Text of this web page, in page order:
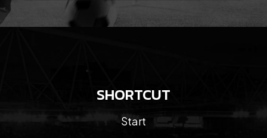
SHORTCUT
Start